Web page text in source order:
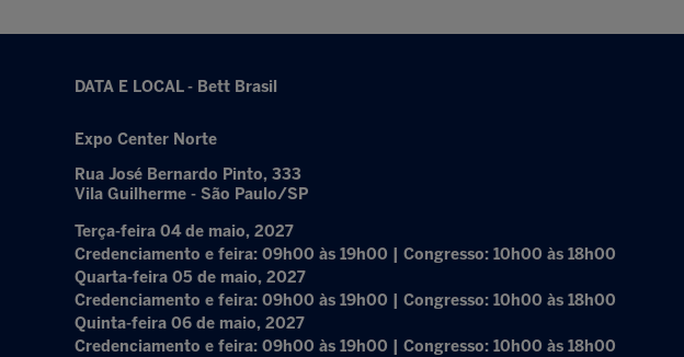
DATA E LOCAL - Bett Brasil
Expo Center Norte
Rua José Bernardo Pinto, 333
Vila Guilherme - São Paulo/SP
Terça-feira 04 de maio, 2027
Credenciamento e feira: 09h00 às 19h00 | Congresso: 10h00 às 18h00
Quarta-feira 05 de maio, 2027
Credenciamento e feira: 09h00 às 19h00 | Congresso: 10h00 às 18h00
Quinta-feira 06 de maio, 2027
Credenciamento e feira: 09h00 às 19h00 | Congresso: 10h00 às 18h00